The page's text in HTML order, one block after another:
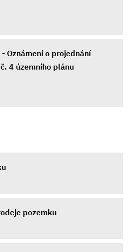
- Oznámení o projednání
4 územního plánu
pozemku